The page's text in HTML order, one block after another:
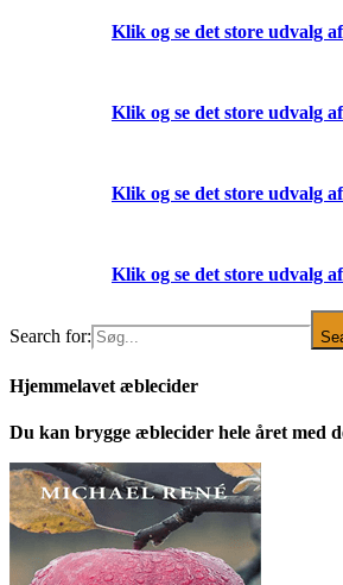
Klik og se det store udvalg
Klik og se det store udvalg
Klik og se det store udvalg
Klik og se det store udvalg
Search for:
Hjemmelavet æblecider
Du kan brygge æblecider hele året med